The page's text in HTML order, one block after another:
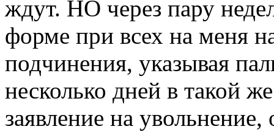
ждут. НО через пару
форме при всех на меня
подчинения, указывая
несколько дней в такой
заявление на увольнение,